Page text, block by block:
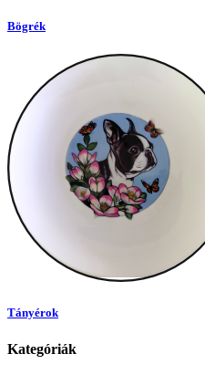
Bögrék
Tányérok
Kategóriák